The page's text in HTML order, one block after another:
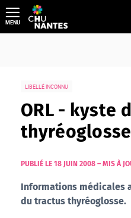
Aller
au
contenu
MENU
LIBELLÉ INCONNU
ORL - kyste
thyréoglosse
PUBLIÉ LE 18 JUIN 2008 – MIS À
Informations médicales
du tractus thyréoglosse.